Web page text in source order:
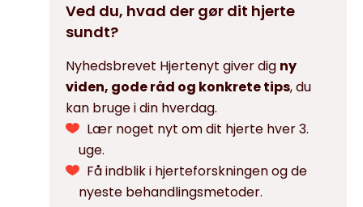
Ved du, hvad der gør dit hjerte
sundt?
Nyhedsbrevet Hjertenyt giver dig ny
viden, gode råd og konkrete tips, du
kan bruge i din hverdag.
Lær noget nyt om dit hjerte hver 3.
uge.
Få indblik i hjerteforskningen og de
nyeste behandlingsmetoder.